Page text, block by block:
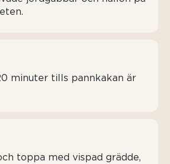
minuter tills pannkakan är
toppa med vispad grädde,